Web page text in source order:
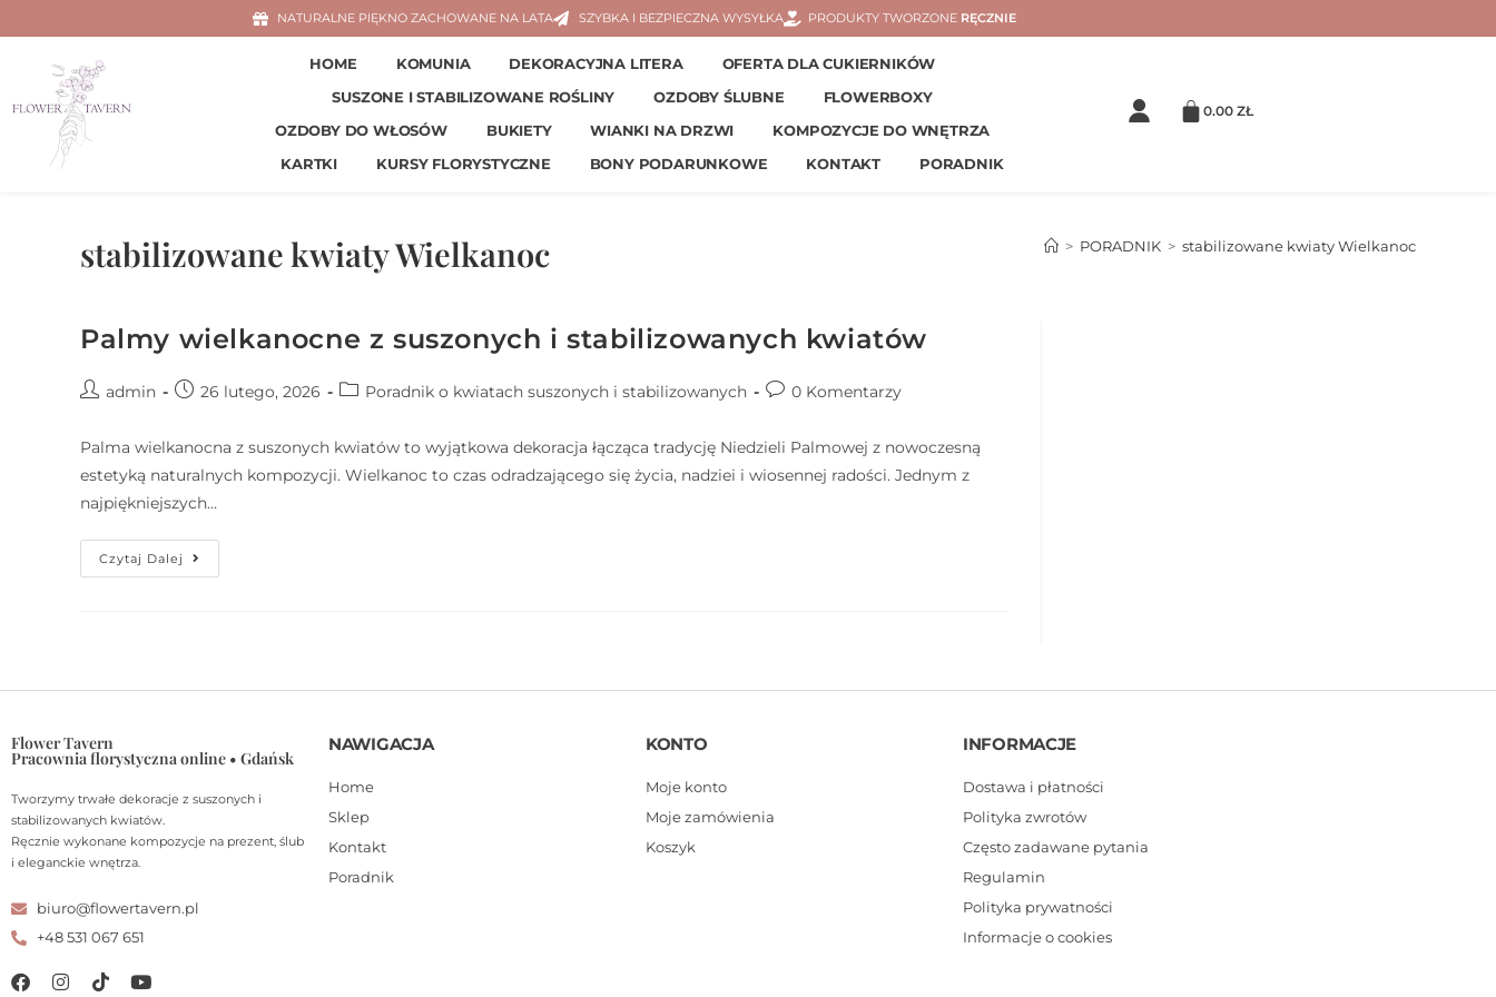
NATURALNE PIĘKNO ZACHOWANE NA LATA SZYBKA I BEZPIECZNA WYSYŁKA PRODUKTY TWORZONE RĘCZNIE
HOME KOMUNIA DEKORACYJNA LITERA
OFERTA DLA CUKIERNIKÓW
SUSZONE I STABILIZOWANE ROŚLINY
OZDOBY ŚLUBNE
FLOWERBOXY
OZDOBY DO WŁOSÓW
BUKIETY WIANKI NA DRZWI
KOMPOZYCJE DO WNĘTRZA
KARTKI
KURSY FLORYSTYCZNE BONY PODARUNKOWE KONTAKT PORADNIK
0.00ZŁ
stabilizowane kwiaty Wielkanoc > PORADNIK > stabilizowane kwiaty Wielkanoc
Palmy wielkanocne z suszonych i stabilizowanych kwiatów
admin 26 lutego, 2026 Poradnik o kwiatach suszonych i stabilizowanych 0 Komentarzy
Palma wielkanocna z suszonych kwiatów to wyjątkowa dekoracja łącząca tradycję Niedzieli Palmowej z nowoczesną
estetyką naturalnych kompozycji. Wielkanoc to czas odradzającego się życia, nadziei i wiosennej radości. Jednym z
najpiękniejszych…
Czytaj Dalej
Flower Tavern
Pracownia florystyczna online • Gdańsk
Tworzymy trwałe dekoracje z suszonych i
stabilizowanych kwiatów.
Ręcznie wykonane kompozycje na prezent, ślub
i eleganckie wnętrza.
biuro@flowertavern.pl
+48 531 067 651
NAWIGACJA
Home
Sklep
Kontakt
Poradnik
KONTO
Moje konto
Moje zamówienia
Koszyk
INFORMACJE
Dostawa i płatności
Polityka zwrotów
Często zadawane pytania
Regulamin
Polityka prywatności
Informacje o cookies